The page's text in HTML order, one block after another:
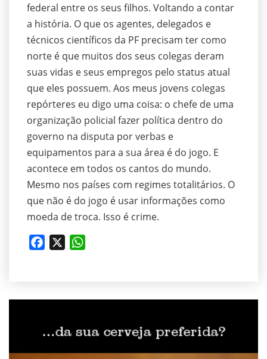
federal entre os seus filhos. Voltando a contar
a história. O que os agentes, delegados e
técnicos científicos da PF precisam ter como
norte é que muitos dos seus colegas deram
suas vidas e seus empregos pelo status atual
que eles possuem. Aos meus jovens colegas
repórteres eu digo uma coisa: o chefe de uma
organização policial fazer política dentro do
governo na disputa por verbas e
equipamentos para a sua área é do jogo. E
acontece em todos os cantos do mundo.
Mesmo nos países com regimes totalitários. O
que não é do jogo é usar informações como
moeda de troca. Isso é crime.
Facebook